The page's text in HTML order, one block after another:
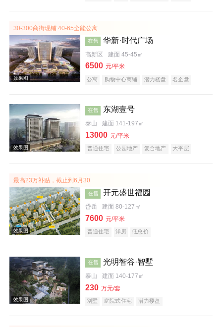
效果图
效果图
30-300商街现铺 40-65全能公寓
在售 华新·时代广场
高新区 建面 45-45㎡
6500 元/平米
公寓 购物中心商铺 潜力楼盘 名企盘
在售 东湖壹号
泰山 建面 141-197㎡
13000 元/平米
普通住宅 公园地产 复合地产 大平层
最高23万补贴，截止到6月30
在售 开元盛世福园
岱岳 建面 80-127㎡
7600 元/平米
普通住宅 洋房 低总价
在售 光明智谷·智墅
泰山 建面 140-177㎡
230 万元/套
别墅 庭院式住宅 潜力楼盘